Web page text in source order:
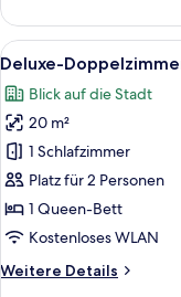
Vierbettzimmer
Alle
Fotos
für
Deluxe-
Doppelzimmer
anzeigen
6
Deluxe-
Blick auf die Stadt
20 m²
1 Schlafzimmer
Platz für 2 Personen
1 Queen-Bett
Kostenloses WLAN
Weitere Details
Weitere